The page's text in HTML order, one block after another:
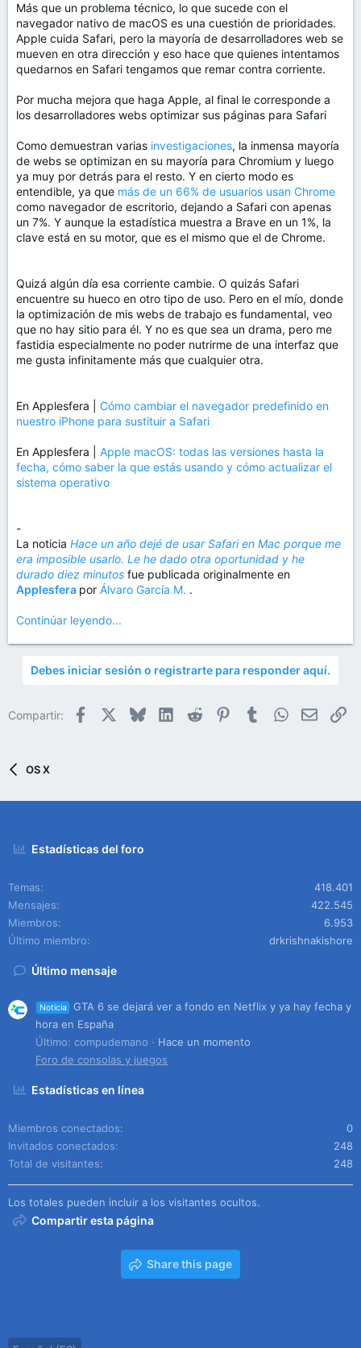
Más que un problema técnico, lo que sucede con el
navegador nativo de macOS es una cuestión de prioridades.
Apple cuida Safari, pero la mayoría de desarrolladores web se
mueven en otra dirección y eso hace que quienes intentamos
quedarnos en Safari tengamos que remar contra corriente.
Por mucha mejora que haga Apple, al final le corresponde a
los desarrolladores webs optimizar sus páginas para Safari
Como demuestran varias investigaciones, la inmensa mayoría
de webs se optimizan en su mayoría para Chromium y luego
ya muy por detrás para el resto. Y en cierto modo es
entendible, ya que más de un 66% de usuarios usan Chrome
como navegador de escritorio, dejando a Safari con apenas
un 7%. Y aunque la estadística muestra a Brave en un 1%, la
clave está en su motor, que es el mismo que el de Chrome.
Quizá algún día esa corriente cambie. O quizás Safari
encuentre su hueco en otro tipo de uso. Pero en el mío, donde
la optimización de mis webs de trabajo es fundamental, veo
que no hay sitio para él. Y no es que sea un drama, pero me
fastidia especialmente no poder nutrirme de una interfaz que
me gusta infinitamente más que cualquier otra.
En Applesfera | Cómo cambiar el navegador predefinido en
nuestro iPhone para sustituir a Safari
En Applesfera | Apple macOS: todas las versiones hasta la
fecha, cómo saber la que estás usando y cómo actualizar el
sistema operativo
-
La noticia Hace un año dejé de usar Safari en Mac porque me
era imposible usarlo. Le he dado otra oportunidad y he
durado diez minutos fue publicada originalmente en
Applesfera por Álvaro García M. .
Continúar leyendo...
Debes iniciar sesión o registrarte para responder aquí.
Compartir: Facebook BlueskyLinkedIn
Reddit PinterestTumblrWhatsApp
Email
OS X
Estadísticas del foro
Temas
418.401
Mensajes
422.545
Miembros
6.953
Último miembro
drkrishnakishore
Último mensaje
Noticia
GTA 6 se dejará ver a fondo en Netflix y ya hay fecha y
hora en España
Último: compudemano
Hace un momento
Foro de consolas y juegos
Estadísticas en línea
Miembros conectados
0
Invitados conectados
248
Total de visitantes
248
Los totales pueden incluir a los visitantes ocultos.
Compartir esta página
Share this page